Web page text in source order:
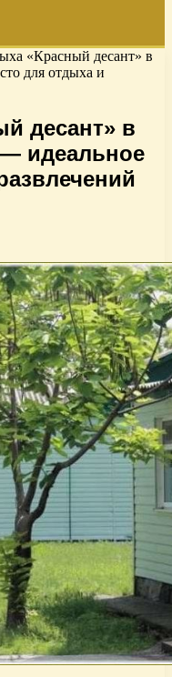
«Красный десант» в
для отдыха и
десант» в
— идеальное